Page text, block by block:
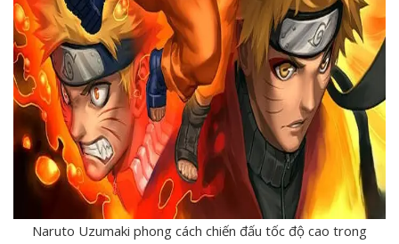
Naruto Uzumaki phong cách chiến đấu tốc độ cao trong